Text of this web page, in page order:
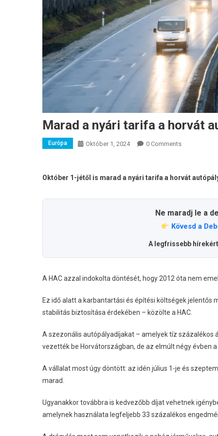
Marad a nyári tarifa a horvát
Európa Október 1, 2024 0 Comments
Október 1-jétől is marad a nyári tarifa a horvát
Ne maradj le a
Kövesd a
A legfrissebb
A HAC azzal indokolta döntését, hogy 2012 óta nem
Ez idő alatt a karbantartási és építési költségek
stabilitás biztosítása érdekében – közölte a HAC.
A szezonális autópályadíjakat – amelyek tíz százalékos
vezették be Horvátországban, de az elmúlt négy évben
A vállalat most úgy döntött: az idén július 1-je és
marad.
Ugyanakkor továbbra is kedvezőbb díjat vehetnek
amelynek használata legfeljebb 33 százalékos